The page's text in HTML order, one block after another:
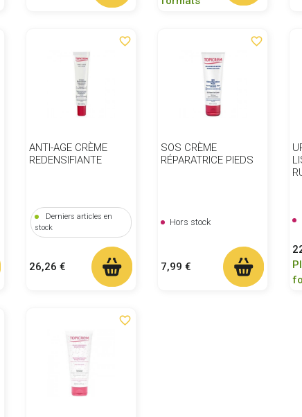
favorite_border
ANTI-AGE CRÈME
REDENSIFIANTE
Derniers articles en
stock
Prix
26,26 €
favorite_border
SOS CRÈME
RÉPARATRICE PIEDS
Hors stock
Prix
7,99 €
favorite_border